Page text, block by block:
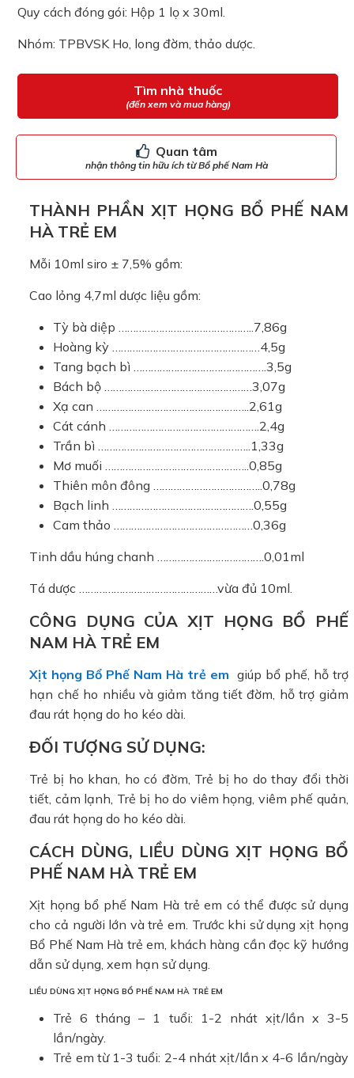
Quy cách đóng gói: Hộp 1 lọ x 30ml.
Nhóm: TPBVSK Ho, long đờm, thảo dược.
Tìm nhà thuốc
(đến xem và mua hàng)
Quan tâm
nhận thông tin hữu ích từ Bổ phế Nam Hà
THÀNH PHẦN XỊT HỌNG BỔ PHẾ NAM
HÀ TRẺ EM
Mỗi 10ml siro ± 7,5% gồm:
Cao lỏng 4,7ml dược liệu gồm:
Tỳ bà diệp ………………………………………..7,86g
Hoàng kỳ ……………………………………………4,5g
Tang bạch bì ……………………………………….3,5g
Bách bộ ……………………………………………3,07g
Xạ can ……………………………………………..2,61g
Cát cánh …………………………………………….2,4g
Trần bì ……………………………………………..1,33g
Mơ muối …………………………………………..0,85g
Thiên môn đông ………………………………..0,78g
Bạch linh ………………………………………….0,55g
Cam thảo …………………………………………0,36g
Tinh dầu húng chanh ……………………………….0,01ml
Tá dược …………………………………………vừa đủ 10ml.
CÔNG DỤNG CỦA XỊT HỌNG BỔ PHẾ
NAM HÀ TRẺ EM
Xịt họng Bổ Phế Nam Hà trẻ em giúp bổ phế, hỗ trợ
hạn chế ho nhiều và giảm tăng tiết đờm, hỗ trợ giảm
đau rát họng do ho kéo dài.
ĐỐI TƯỢNG SỬ DỤNG:
Trẻ bị ho khan, ho có đờm, Trẻ bị ho do thay đổi thời
tiết, cảm lạnh, Trẻ bị ho do viêm họng, viêm phế quản,
đau rát họng do ho kéo dài.
CÁCH DÙNG, LIỀU DÙNG XỊT HỌNG BỔ
PHẾ NAM HÀ TRẺ EM
Xịt họng bổ phế Nam Hà trẻ em có thể được sử dụng
cho cả người lớn và trẻ em. Trước khi sử dụng xịt họng
Bổ Phế Nam Hà trẻ em, khách hàng cần đọc kỹ hướng
dẫn sử dụng, xem hạn sử dụng.
LIỀU DÙNG XỊT HỌNG BỔ PHẾ NAM HÀ TRẺ EM
Trẻ 6 tháng – 1 tuổi: 1-2 nhát xịt/lần x 3-5
lần/ngày.
Trẻ em từ 1-3 tuổi: 2-4 nhát xịt/lần x 4-6 lần/ngày